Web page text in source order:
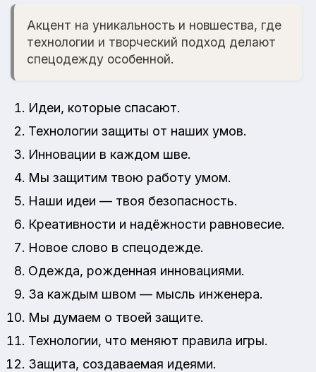
Акцент на уникальность и новшества, где
технологии и творческий подход делают
спецодежду особенной.
Идеи, которые спасают.
Технологии защиты от наших умов.
Инновации в каждом шве.
Мы защитим твою работу умом.
Наши идеи — твоя безопасность.
Креативности и надёжности равновесие.
Новое слово в спецодежде.
Одежда, рожденная инновациями.
За каждым швом — мысль инженера.
Мы думаем о твоей защите.
Технологии, что меняют правила игры.
Защита, создаваемая идеями.